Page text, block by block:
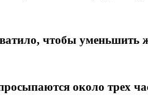
чтобы уменьшить
около трех